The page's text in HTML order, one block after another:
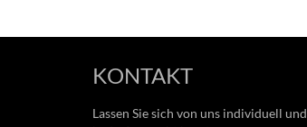
KONTAKT
Lassen Sie sich von uns individuell und